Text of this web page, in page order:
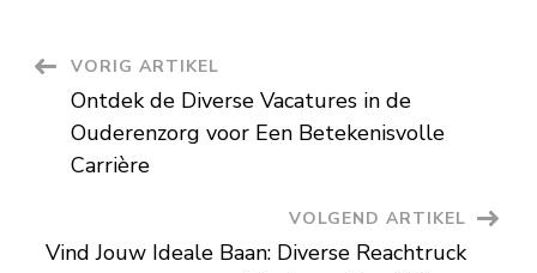
Berichtnavigatie
VORIG ARTIKEL
Ontdek de Diverse Vacatures in de
Ouderenzorg voor Een Betekenisvolle
Carrière
VOLGEND ARTIKEL
Vind Jouw Ideale Baan: Diverse Reachtruck